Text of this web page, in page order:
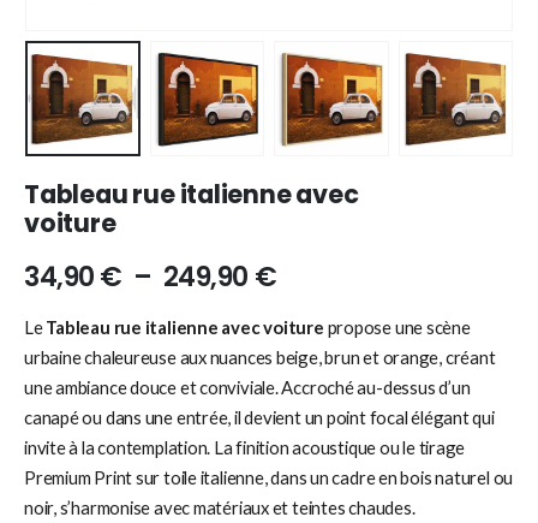
Tableau rue italienne avec
voiture
34,90€ – 249,90 €
LeTableau rue italienne avec voiture propose une scène
urbaine chaleureuse aux nuances beige, brun et orange, créant
une ambiance douce et conviviale. Accroché au-dessus d’un
canapé ou dans une entrée, il devient un point focal élégant qui
invite à la contemplation. La finition acoustique ou le tirage
Premium Print sur toile italienne, dans un cadre en bois naturel ou
noir, s’harmonise avec matériaux et teintes chaudes.